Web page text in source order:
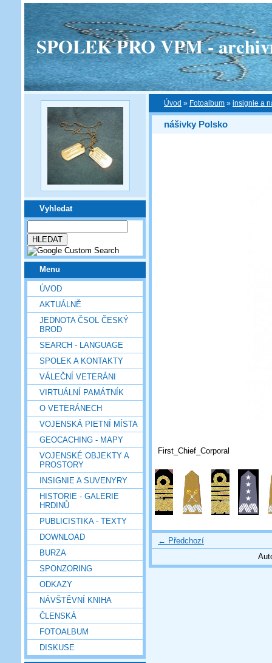
SPOLEK PRO VPM -
Vyhledat
Menu
ÚVOD
AKTUÁLNĚ
JEDNOTA ČSOL ČESKÝ
BROD
SEARCH - LANGUAGE
SPOLEK A KONTAKTY
VÁLEČNÍ VETERÁNI
VIRTUÁLNÍ PAMÁTNÍK
O VETERÁNECH
VOJENSKÁ PIETNÍ MÍSTA
GEOCACHING - MAPY
VOJENSKÉ OBJEKTY A
PROSTORY
INSIGNIE A SUVENYRY
HISTORIE - GALERIE
HRDINŮ
PUBLICISTIKA - TEXTY
DOWNLOAD
BURZA
SPONZORING
ODKAZY
NÁVŠTĚVNÍ KNIHA
ČLENSKÁ
FOTOALBUM
DISKUSE
Úvod » Fotoalbum » insignie a
nášivky Polsko
First_Chief_Corporal
← Předchozí